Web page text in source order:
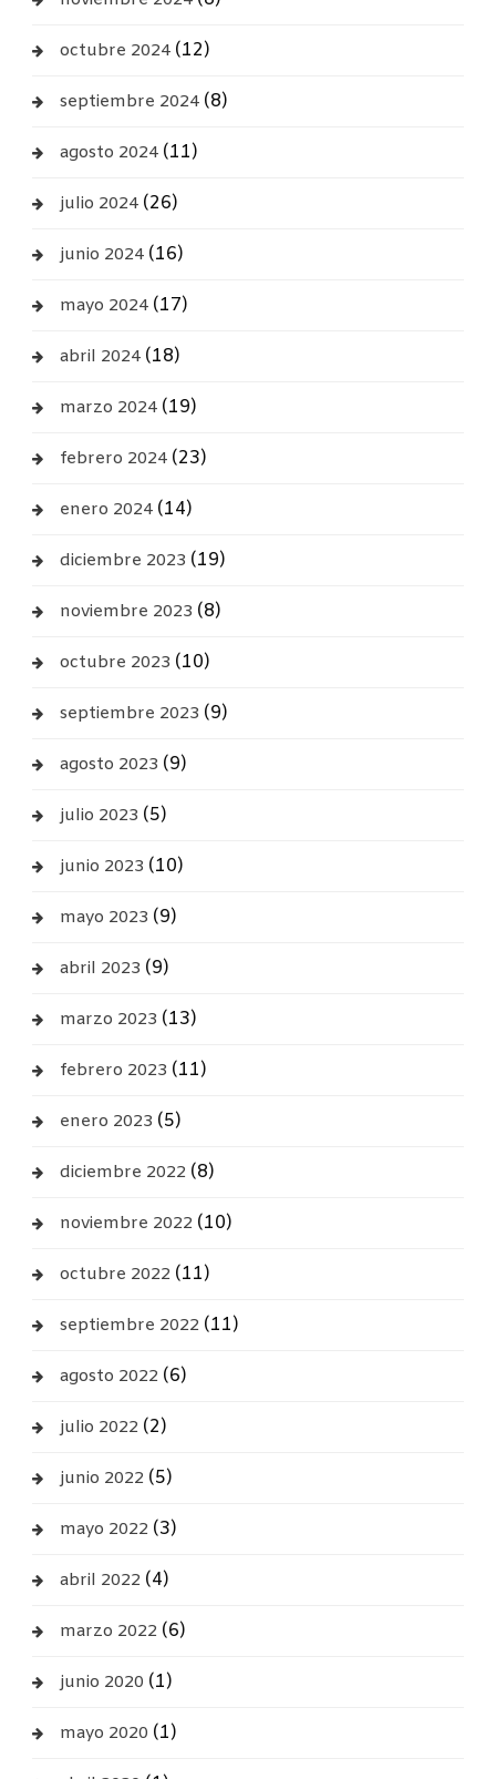
octubre 2024(12)
septiembre 2024(8)
agosto 2024(11)
julio 2024(26)
junio 2024(16)
mayo 2024(17)
abril 2024(18)
marzo 2024(19)
febrero 2024(23)
enero 2024(14)
diciembre 2023 (19)
noviembre 2023 (8)
octubre 2023 (10)
septiembre 2023 (9)
agosto 2023 (9)
julio 2023 (5)
junio 2023 (10)
mayo 2023 (9)
abril 2023 (9)
marzo 2023 (13)
febrero 2023 (11)
enero 2023 (5)
diciembre 2022 (8)
noviembre 2022 (10)
octubre 2022 (11)
septiembre 2022 (11)
agosto 2022 (6)
julio 2022 (2)
junio 2022 (5)
mayo 2022 (3)
abril 2022 (4)
marzo 2022 (6)
junio 2020 (1)
mayo 2020 (1)